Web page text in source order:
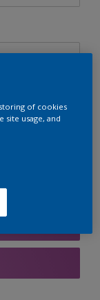
online
we werken
of cookies
site usage, and